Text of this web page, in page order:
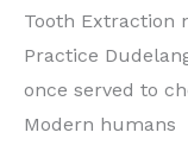
Tooth Extraction
Practice
once served to
Modern humans